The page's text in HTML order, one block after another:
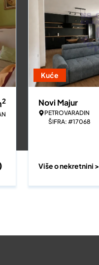
2
Kuće
Novi Majur
PETROVARADIN
ŠIFRA: #17068
Više o nekretnini >